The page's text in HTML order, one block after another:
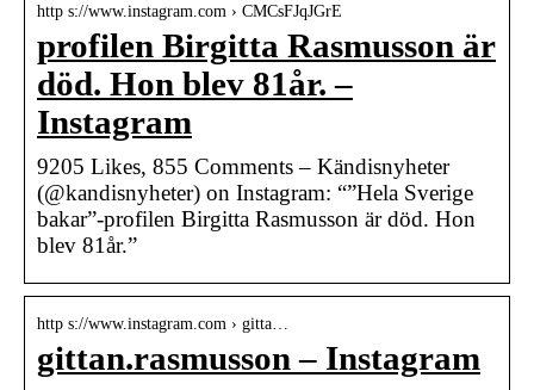
http s://www.instagram.com › CMCsFJqJGrE
profilen Birgitta Rasmusson är
död. Hon blev 81år. –
Instagram
9205 Likes, 855 Comments – Kändisnyheter
(@kandisnyheter) on Instagram: “”Hela Sverige
bakar”-profilen Birgitta Rasmusson är död. Hon
blev 81år.”
http s://www.instagram.com › gitta…
gittan.rasmusson – Instagram